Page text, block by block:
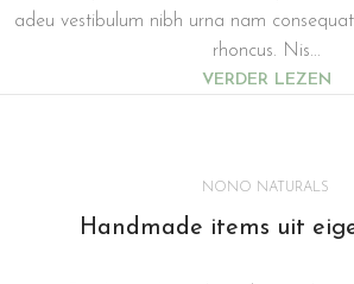
adeu vestibulum nibh urna nam
rhoncus. Nis...
VERDER LEZEN
NONO NATURALS
Handmade items uit